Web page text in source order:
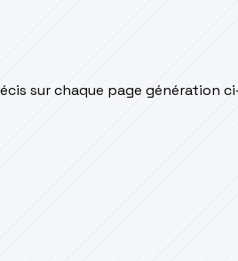
sur chaque page génération